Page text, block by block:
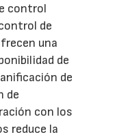
control
de
una
de
de
de
con los
reduce la